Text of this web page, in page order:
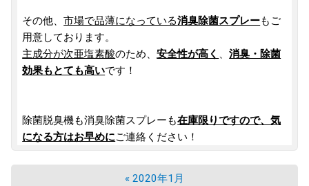
その他、市場で品薄になっている消臭除菌スプレーもご
用意しております。
主成分が次亜塩素酸のため、安全性が高く 、消臭・除菌
効果もとても高いです！
除菌脱臭機も消臭除菌スプレーも在庫限りですので、気
になる方はお早めにご連絡ください！
« 2020年1月